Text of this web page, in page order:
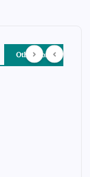
Other Story